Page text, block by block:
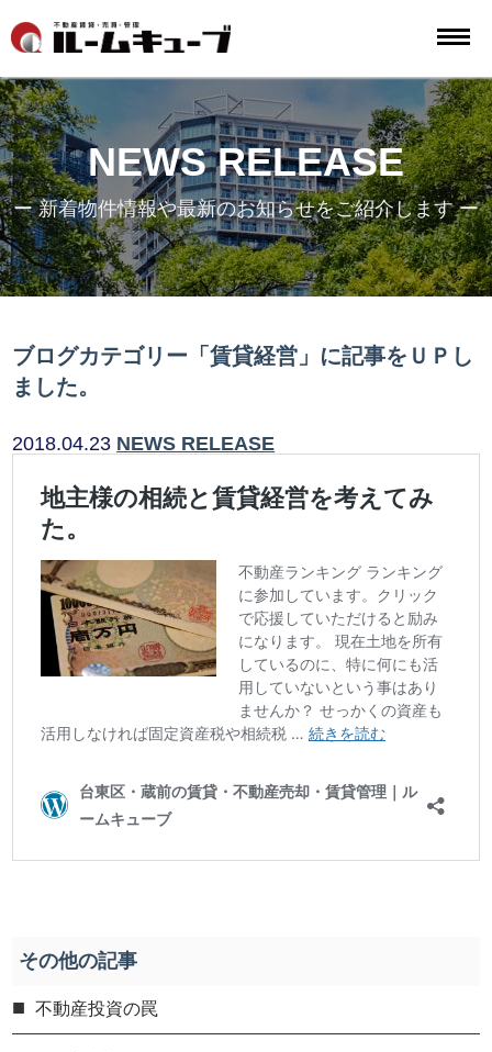
NEWS RELEASE
ー 新着物件情報や最新のお知らせをご紹介します ー
ブログカテゴリー「賃貸経営」に記事をＵＰし
ました。
2018.04.23 NEWS RELEASE
その他の記事
不動産投資の罠